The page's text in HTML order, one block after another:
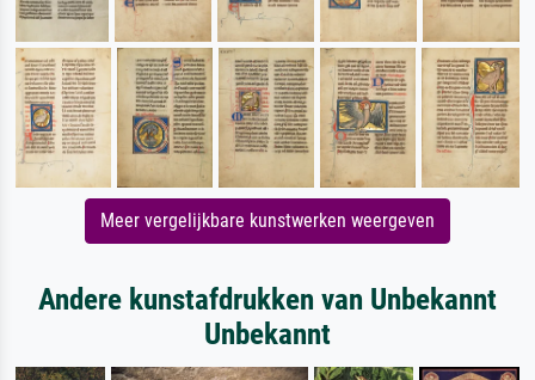
Meer vergelijkbare kunstwerken weergeven
Andere kunstafdrukken van Unbekannt
Unbekannt